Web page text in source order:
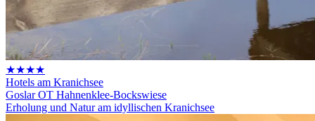
★★★★
Hotels am Kranichsee
Goslar OT Hahnenklee-Bockswiese
Erholung und Natur am idyllischen Kranichsee